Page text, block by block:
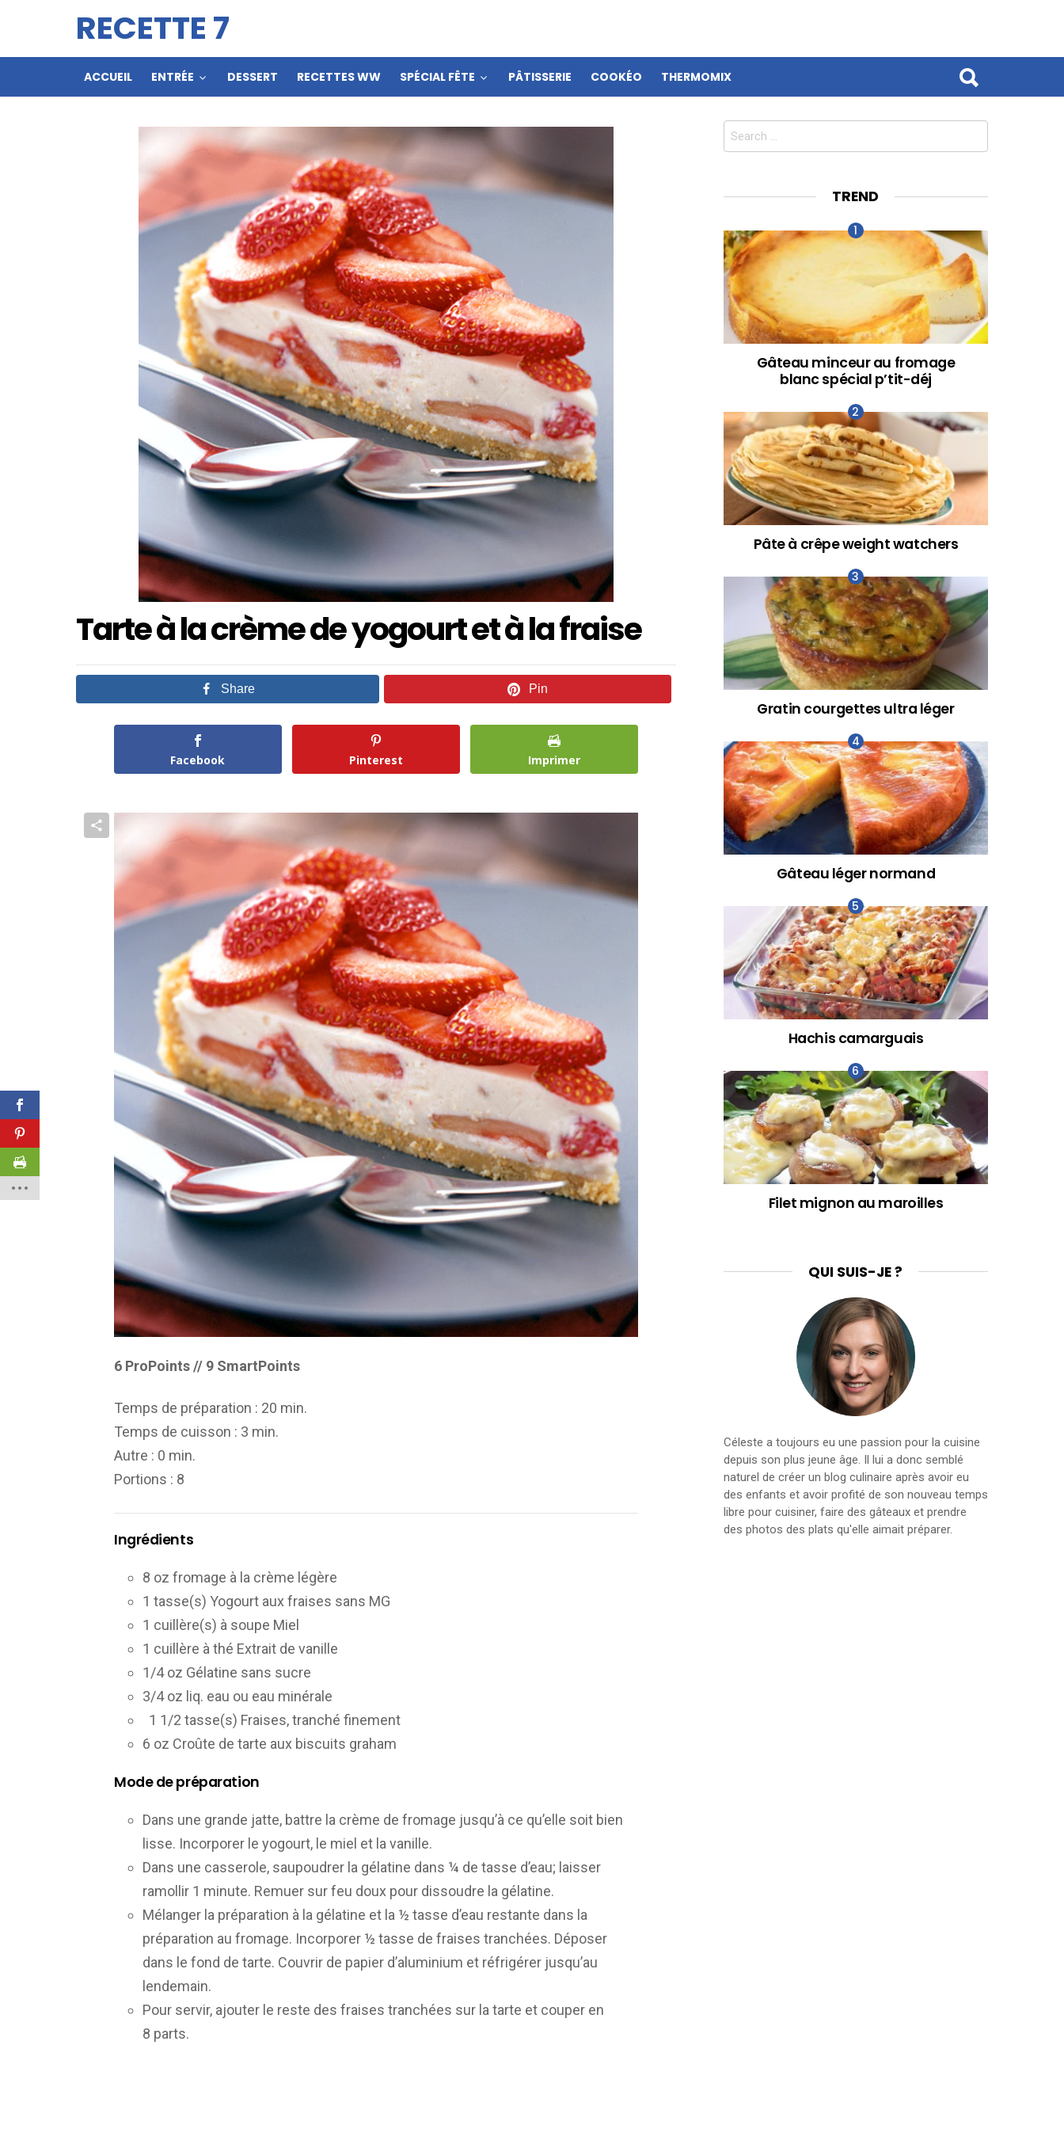
RECETTE 7
ACCUEIL ENTRÉE DESSERT RECETTES WW SPÉCIAL FÊTE PÂTISSERIE COOKÉO THERMOMIX
Tarte à la crème de yogourt et à la fraise
Share Pin
Facebook Pinterest Imprimer
6 ProPoints // 9 SmartPoints
Temps de préparation : 20 min.
Temps de cuisson : 3 min.
Autre : 0 min.
Portions : 8
Ingrédients
8 oz fromage à la crème légère
1 tasse(s) Yogourt aux fraises sans MG
1 cuillère(s) à soupe Miel
1 cuillère à thé Extrait de vanille
1/4 oz Gélatine sans sucre
3/4 oz liq. eau ou eau minérale
1 1/2 tasse(s) Fraises, tranché finement
6 oz Croûte de tarte aux biscuits graham
Mode de préparation
Dans une grande jatte, battre la crème de fromage jusqu’à ce qu’elle soit bien
lisse. Incorporer le yogourt, le miel et la vanille.
Dans une casserole, saupoudrer la gélatine dans ¼ de tasse d’eau; laisser
ramollir 1 minute. Remuer sur feu doux pour dissoudre la gélatine.
Mélanger la préparation à la gélatine et la ½ tasse d’eau restante dans la
préparation au fromage. Incorporer ½ tasse de fraises tranchées. Déposer
dans le fond de tarte. Couvrir de papier d’aluminium et réfrigérer jusqu’au
lendemain.
Pour servir, ajouter le reste des fraises tranchées sur la tarte et couper en
8 parts.
Search
TREND
Gâteau minceur au fromage
blanc spécial p’tit-déj
Pâte à crêpe weight watchers
Gratin courgettes ultra léger
Gâteau léger normand
Hachis camarguais
Filet mignon au maroilles
QUI SUIS-JE ?
Céleste a toujours eu une passion pour la cuisine
depuis son plus jeune âge. Il lui a donc semblé
naturel de créer un blog culinaire après avoir eu
des enfants et avoir profité de son nouveau temps
libre pour cuisiner, faire des gâteaux et prendre
des photos des plats qu'elle aimait préparer.